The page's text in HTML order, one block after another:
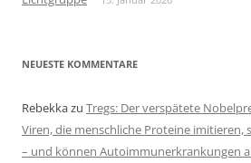
NEUESTE KOMMENTARE
Rebekkazu Tregs: Der verspätete
Viren, die menschliche Proteine imitieren,
– und können Autoimmunerkrankungen